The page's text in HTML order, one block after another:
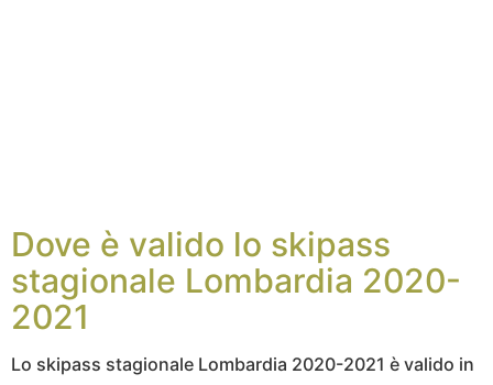
Dove è valido lo skipass
stagionale Lombardia 2020-
2021
Lo skipass stagionale Lombardia 2020-2021 è valido in